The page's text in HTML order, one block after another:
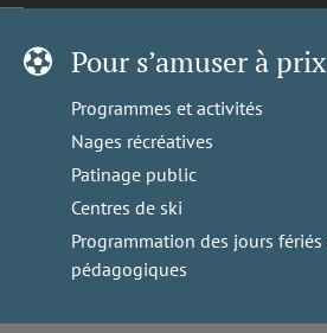
Pour s’amuser à
Programmes et activités
Nages récréatives
Patinage public
Centres de ski
Programmation des jours
pédagogiques